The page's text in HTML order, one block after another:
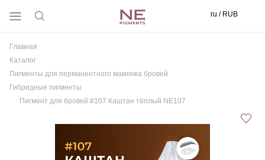
ru / RUB
Главная
Каталог
Пигменты для перманентного макияжа бровей
Гибридные пигменты
Пигмент для бровей #107 Каштан тёплый NE107